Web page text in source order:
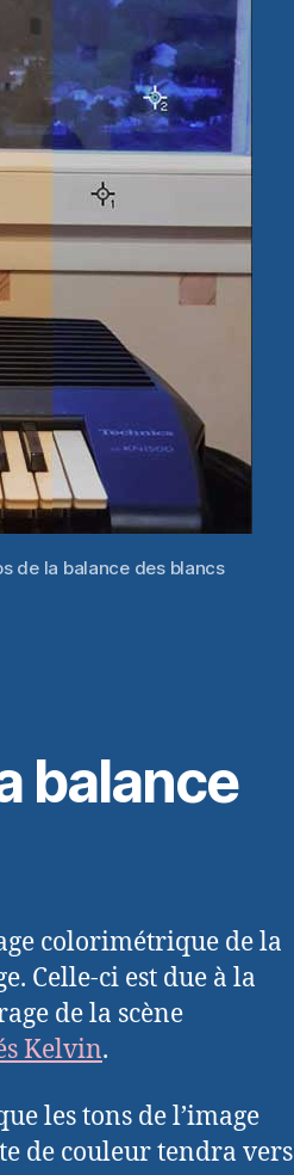
de la balance des blancs
balance
colorimétrique de la
Celle-ci est due à la
de la scène
Kelvin.
les tons de l’image
de couleur tendra vers